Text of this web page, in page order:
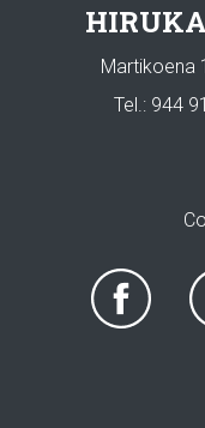
Martikoena
Tel.: 944